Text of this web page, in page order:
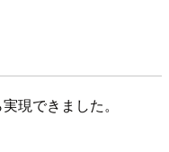
現できました。